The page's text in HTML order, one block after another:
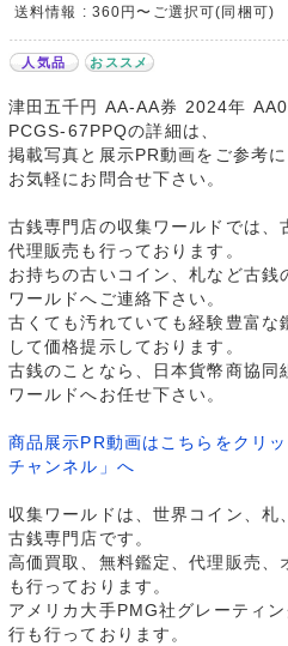
送料情報 : 360円〜ご選択可(同梱可)
人気品 おススメ
津田五千円 AA-AA券 2024年
PCGS-67PPQの詳細は、
掲載写真と展示PR動画をご参考
お気軽にお問合せ下さい。
古銭専門店の収集ワールドでは、
代理販売も行っております。
お持ちの古いコイン、札など古
ワールドへご連絡下さい。
古くても汚れていても経験豊富な
して価格提示しております。
古銭のことなら、日本貨幣商協同
ワールドへお任せ下さい。
商品展示PR動画はこちらをクリ
チャンネル」へ
収集ワールドは、世界コイン、札
古銭専門店です。
高価買取、無料鑑定、代理販売、
も行っております。
アメリカ大手PMG社グレーティ
行も行っております。